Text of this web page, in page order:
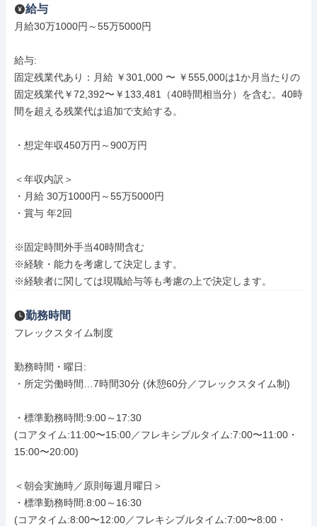
給与
月給30万1000円～55万5000円
給与:
固定残業代あり：月給 ￥301,000 〜 ￥555,000は1か月当たりの
固定残業代￥72,392〜￥133,481（40時間相当分）を含む。40時
間を超える残業代は追加で支給する。
・想定年収450万円～900万円
＜年収内訳＞
・月給 30万1000円～55万5000円
・賞与 年2回
※固定時間外手当40時間含む
※経験・能力を考慮して決定します。
※経験者に関しては現職給与等も考慮の上で決定します。
勤務時間
フレックスタイム制度
勤務時間・曜日:
・所定労働時間…7時間30分 (休憩60分／フレックスタイム制)
・標準勤務時間:9:00～17:30
(コアタイム:11:00〜15:00／フレキシブルタイム:7:00〜11:00・
15:00〜20:00)
＜朝会実施時／原則毎週月曜日＞
・標準勤務時間:8:00～16:30
(コアタイム:8:00〜12:00／フレキシブルタイム:7:00〜8:00・